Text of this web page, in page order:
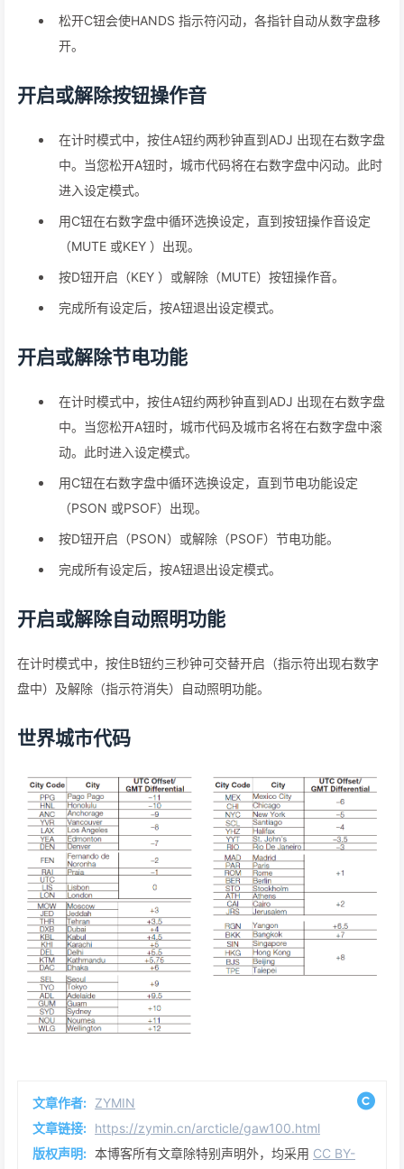
松开C钮会使HANDS 指示符闪动，各指针自动从数字盘移
开。
开启或解除按钮操作音
在计时模式中，按住A钮约两秒钟直到ADJ 出现在右数字盘
中。当您松开A钮时，城市代码将在右数字盘中闪动。此时
进入设定模式。
用C钮在右数字盘中循环选换设定，直到按钮操作音设定
（MUTE 或KEY ）出现。
按D钮开启（KEY ）或解除（MUTE）按钮操作音。
完成所有设定后，按A钮退出设定模式。
开启或解除节电功能
在计时模式中，按住A钮约两秒钟直到ADJ 出现在右数字盘
中。当您松开A钮时，城市代码及城市名将在右数字盘中滚
动。此时进入设定模式。
用C钮在右数字盘中循环选换设定，直到节电功能设定
（PSON 或PSOF）出现。
按D钮开启（PSON）或解除（PSOF）节电功能。
完成所有设定后，按A钮退出设定模式。
开启或解除自动照明功能
在计时模式中，按住B钮约三秒钟可交替开启（指示符出现右数字
盘中）及解除（指示符消失）自动照明功能。
世界城市代码
文章作者: ZYMIN
文章链接: https://zymin.cn/arcticle/gaw100.html
版权声明: 本博客所有文章除特别声明外，均采用 CC BY-